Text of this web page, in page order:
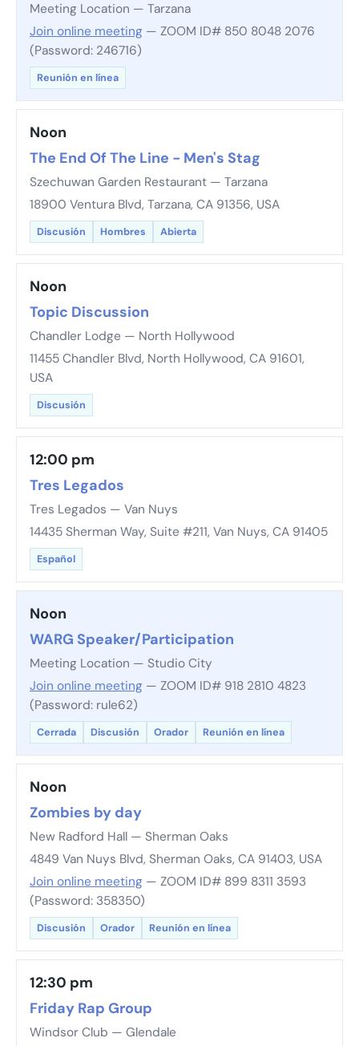
Meeting Location — Tarzana
Join online meeting — ZOOM ID# 850 8048 2076
(Password: 246716)
Reunión en línea
Noon
The End Of The Line - Men's Stag
Szechuwan Garden Restaurant — Tarzana
18900 Ventura Blvd, Tarzana, CA 91356, USA
Discusión Hombres Abierta
Noon
Topic Discussion
Chandler Lodge — North Hollywood
11455 Chandler Blvd, North Hollywood, CA 91601,
USA
Discusión
12:00 pm
Tres Legados
Tres Legados — Van Nuys
14435 Sherman Way, Suite #211, Van Nuys, CA 91405
Español
Noon
WARG Speaker/Participation
Meeting Location — Studio City
Join online meeting — ZOOM ID# 918 2810 4823
(Password: rule62)
Cerrada Discusión Orador Reunión en línea
Noon
Zombies by day
New Radford Hall — Sherman Oaks
4849 Van Nuys Blvd, Sherman Oaks, CA 91403, USA
Join online meeting — ZOOM ID# 899 8311 3593
(Password: 358350)
Discusión Orador Reunión en línea
12:30 pm
Friday Rap Group
Windsor Club — Glendale